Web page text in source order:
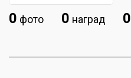
0 фото 0 наград 0